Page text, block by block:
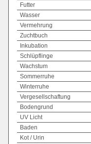
Futter
Wasser
Vermehrung
Zuchtbuch
Inkubation
Schlüpflinge
Wachstum
Sommerruhe
Winterruhe
Vergesellschaftung
Bodengrund
UV Licht
Baden
Kot / Urin